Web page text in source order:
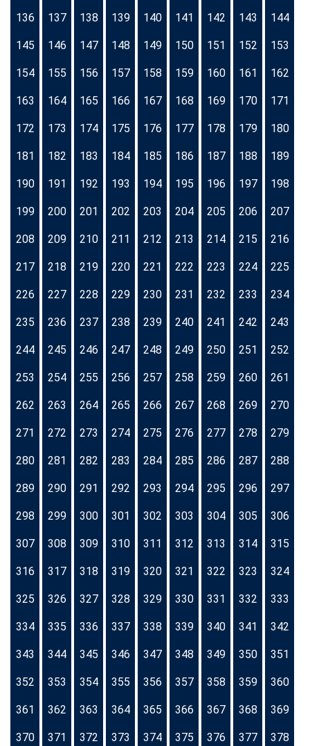
136 137 138 139 140 141 142 143 144
145 146 147 148 149 150 151 152 153
154 155 156 157 158 159 160 161 162
163 164 165 166 167 168 169 170 171
172 173 174 175 176 177 178 179 180
181 182 183 184 185 186 187 188 189
190 191 192 193 194 195 196 197 198
199 200 201 202 203 204 205 206 207
208 209 210 211 212 213 214 215 216
217 218 219 220 221 222 223 224 225
226 227 228 229 230 231 232 233 234
235 236 237 238 239 240 241 242 243
244 245 246 247 248 249 250 251 252
253 254 255 256 257 258 259 260 261
262 263 264 265 266 267 268 269 270
271 272 273 274 275 276 277 278 279
280 281 282 283 284 285 286 287 288
289 290 291 292 293 294 295 296 297
298 299 300 301 302 303 304 305 306
307 308 309 310 311 312 313 314 315
316 317 318 319 320 321 322 323 324
325 326 327 328 329 330 331 332 333
334 335 336 337 338 339 340 341 342
343 344 345 346 347 348 349 350 351
352 353 354 355 356 357 358 359 360
361 362 363 364 365 366 367 368 369
370 371 372 373 374 375 376 377 378